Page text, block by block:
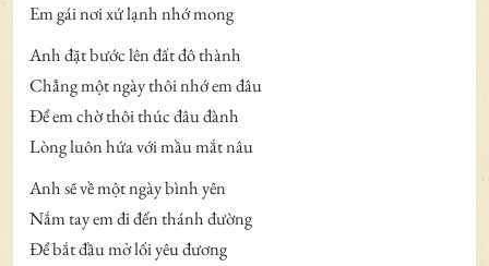
Em gái nơi xứ lạnh nhớ mong
Anh đặt bước lên đất đô thành
Chẳng một ngày thôi nhớ em đâu
Để em chờ thôi thúc đâu đành
Lòng luôn hứa với mầu mắt nâu
Anh sẽ về một ngày bình yên
Nắm tay em đi đến thánh đường
Để bắt đầu mở lối yêu đương